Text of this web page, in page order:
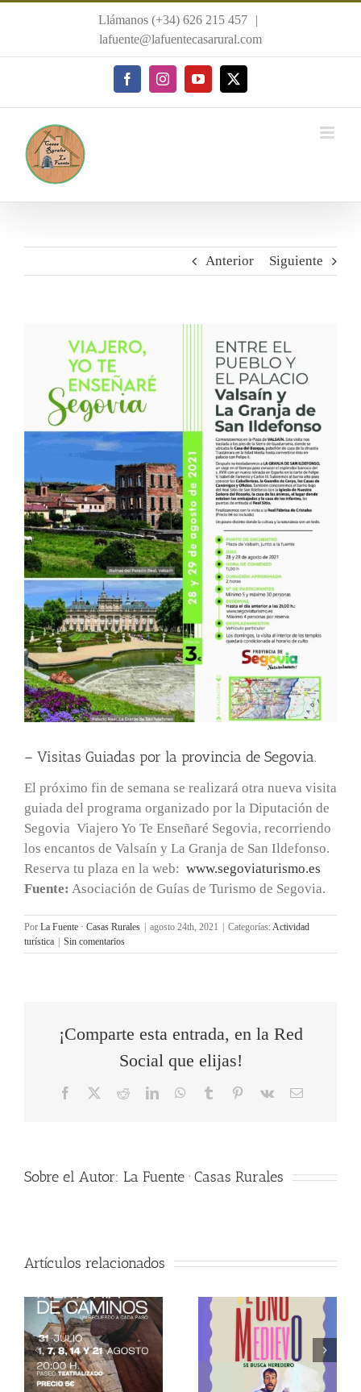
Llámanos (+34) 626 215 457
|
lafuente@lafuentecasarural.com
FacebookInstagramYouTube
X
Anterior Siguiente
– Visitas Guiadas por la provincia de Segovia.
El próximo fin de semana se realizará otra nueva visita
guiada del programa organizado por la Diputación de
Segovia Viajero Yo Te Enseñaré Segovia, recorriendo
los encantos de Valsaín y La Granja de San Ildefonso.
Reserva tu plaza en la web: www.segoviaturismo.es
Fuente: Asociación de Guías de Turismo de Segovia.
Por La Fuente · Casas Rurales agosto 24th, 2021 Categorías:Actividad
turística
Sin comentarios
¡Comparte esta entrada, en la Red
Social que elijas!
Facebook RedditLinkedInWhatsApp
Tumblr Pinterest
Vk
Correo
Sobre el Autor: La Fuente · Casas Rurales
Artículos relacionados